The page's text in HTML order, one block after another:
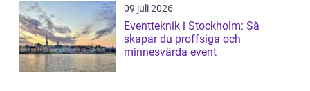
09 juli 2026
Eventteknik i Stockholm: Så
skapar du proffsiga och
minnesvärda event